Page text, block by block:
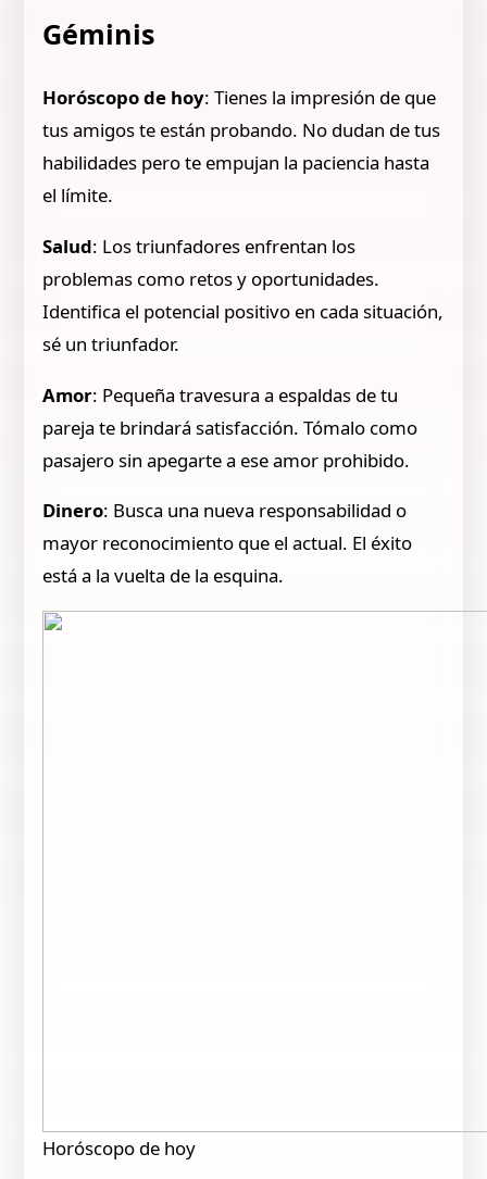
Géminis
Horóscopo de hoy: Tienes la impresión de que
tus amigos te están probando. No dudan de tus
habilidades pero te empujan la paciencia hasta
el límite.
Salud: Los triunfadores enfrentan los
problemas como retos y oportunidades.
Identifica el potencial positivo en cada situación,
sé un triunfador.
Amor: Pequeña travesura a espaldas de tu
pareja te brindará satisfacción. Tómalo como
pasajero sin apegarte a ese amor prohibido.
Dinero: Busca una nueva responsabilidad o
mayor reconocimiento que el actual. El éxito
está a la vuelta de la esquina.
Horóscopo de hoy